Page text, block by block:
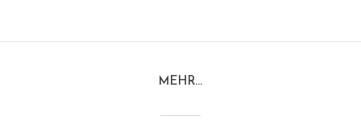
MEHR…